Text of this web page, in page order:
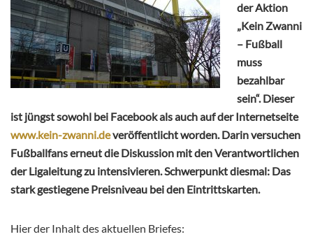
der Aktion
„Kein Zwanni
– Fußball
muss
bezahlbar
sein“. Dieser
ist jüngst sowohl bei Facebook als auch auf der Internetseite
www.kein-zwanni.deveröffentlicht worden. Darin versuchen
Fußballfans erneut die Diskussion mit den Verantwortlichen
der Ligaleitung zu intensivieren. Schwerpunkt diesmal: Das
stark gestiegene Preisniveau bei den Eintrittskarten.
Hier der Inhalt des aktuellen Briefes: